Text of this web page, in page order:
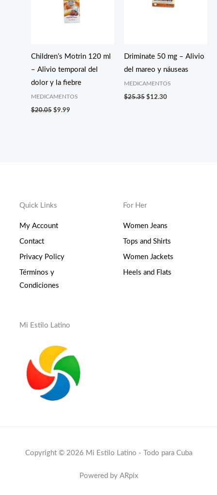
Children’s Motrin 120 ml
– Alivio temporal del
dolor y la fiebre
MEDICAMENTOS
$20.05 $9.99
Driminate 50 mg – Alivio
del mareo y náuseas
MEDICAMENTOS
$25.35 $12.30
Quick Links
My Account
Contact
Privacy Policy
Términos y
Condiciones
For Her
Women Jeans
Tops and Shirts
Women Jackets
Heels and Flats
Mi Estilo Latino
Copyright © 2026 Mi Estilo Latino - Todo para Cuba
Powered by ARpix